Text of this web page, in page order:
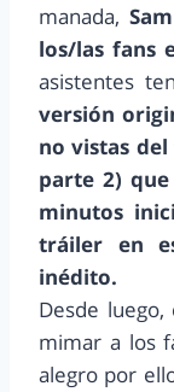
manada,
los/las fans
asistentes
versión
no vistas
parte 2)
minutos
tráiler en
inédito.
Desde
mimar a los
alegro por